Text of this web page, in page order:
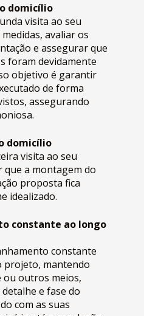
domicílio
visita ao seu
avaliar os
e assegurar que
foram devidamente
objetivo é garantir
de forma
assegurando
domicílio
visita ao seu
a montagem do
proposta fica
idealizado.
constante ao longo
constante
projeto, mantendo
outros meios,
e fase do
com as suas